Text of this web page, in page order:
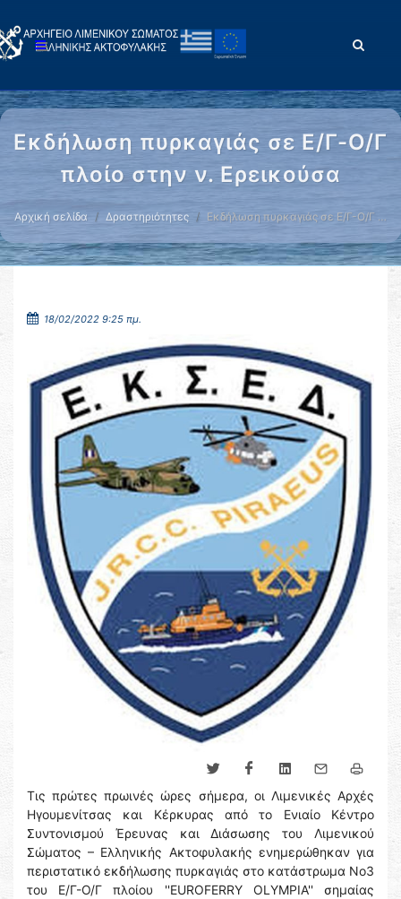
Εκδήλωση πυρκαγιάς σε Ε/Γ-Ο/Γ
πλοίο στην ν. Ερεικούσα
Αρχική σελίδα Δραστηριότητες Εκδήλωση πυρκαγιάς σε Ε/Γ-Ο/Γ …
18/02/2022 9:25 πμ.
Τις πρώτες πρωινές ώρες σήμερα, οι Λιμενικές Αρχές
Ηγουμενίτσας και Κέρκυρας από το Ενιαίο Κέντρο
Συντονισμού Έρευνας και Διάσωσης του Λιμενικού
Σώματος – Ελληνικής Ακτοφυλακής ενημερώθηκαν για
περιστατικό εκδήλωσης πυρκαγιάς στο κατάστρωμα Νο3
του Ε/Γ-Ο/Γ πλοίου ''EUROFERRY OLYMPIA'' σημαίας